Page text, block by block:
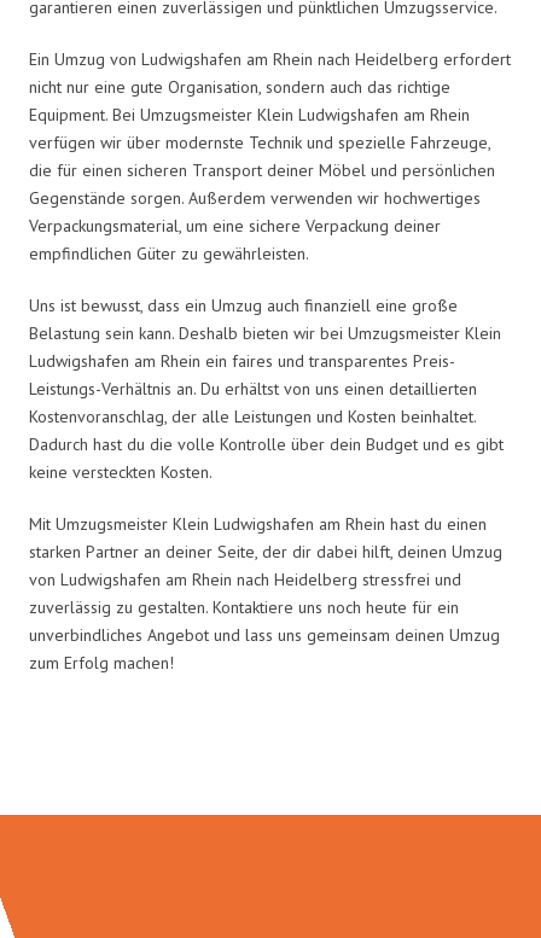
garantieren einen zuverlässigen und pünktlichen Umzugsservice.
Ein Umzug von Ludwigshafen am Rhein nach Heidelberg erfordert
nicht nur eine gute Organisation, sondern auch das richtige
Equipment. Bei Umzugsmeister Klein Ludwigshafen am Rhein
verfügen wir über modernste Technik und spezielle Fahrzeuge,
die für einen sicheren Transport deiner Möbel und persönlichen
Gegenstände sorgen. Außerdem verwenden wir hochwertiges
Verpackungsmaterial, um eine sichere Verpackung deiner
empfindlichen Güter zu gewährleisten.
Uns ist bewusst, dass ein Umzug auch finanziell eine große
Belastung sein kann. Deshalb bieten wir bei Umzugsmeister Klein
Ludwigshafen am Rhein ein faires und transparentes Preis-
Leistungs-Verhältnis an. Du erhältst von uns einen detaillierten
Kostenvoranschlag, der alle Leistungen und Kosten beinhaltet.
Dadurch hast du die volle Kontrolle über dein Budget und es gibt
keine versteckten Kosten.
Mit Umzugsmeister Klein Ludwigshafen am Rhein hast du einen
starken Partner an deiner Seite, der dir dabei hilft, deinen Umzug
von Ludwigshafen am Rhein nach Heidelberg stressfrei und
zuverlässig zu gestalten. Kontaktiere uns noch heute für ein
unverbindliches Angebot und lass uns gemeinsam deinen Umzug
zum Erfolg machen!